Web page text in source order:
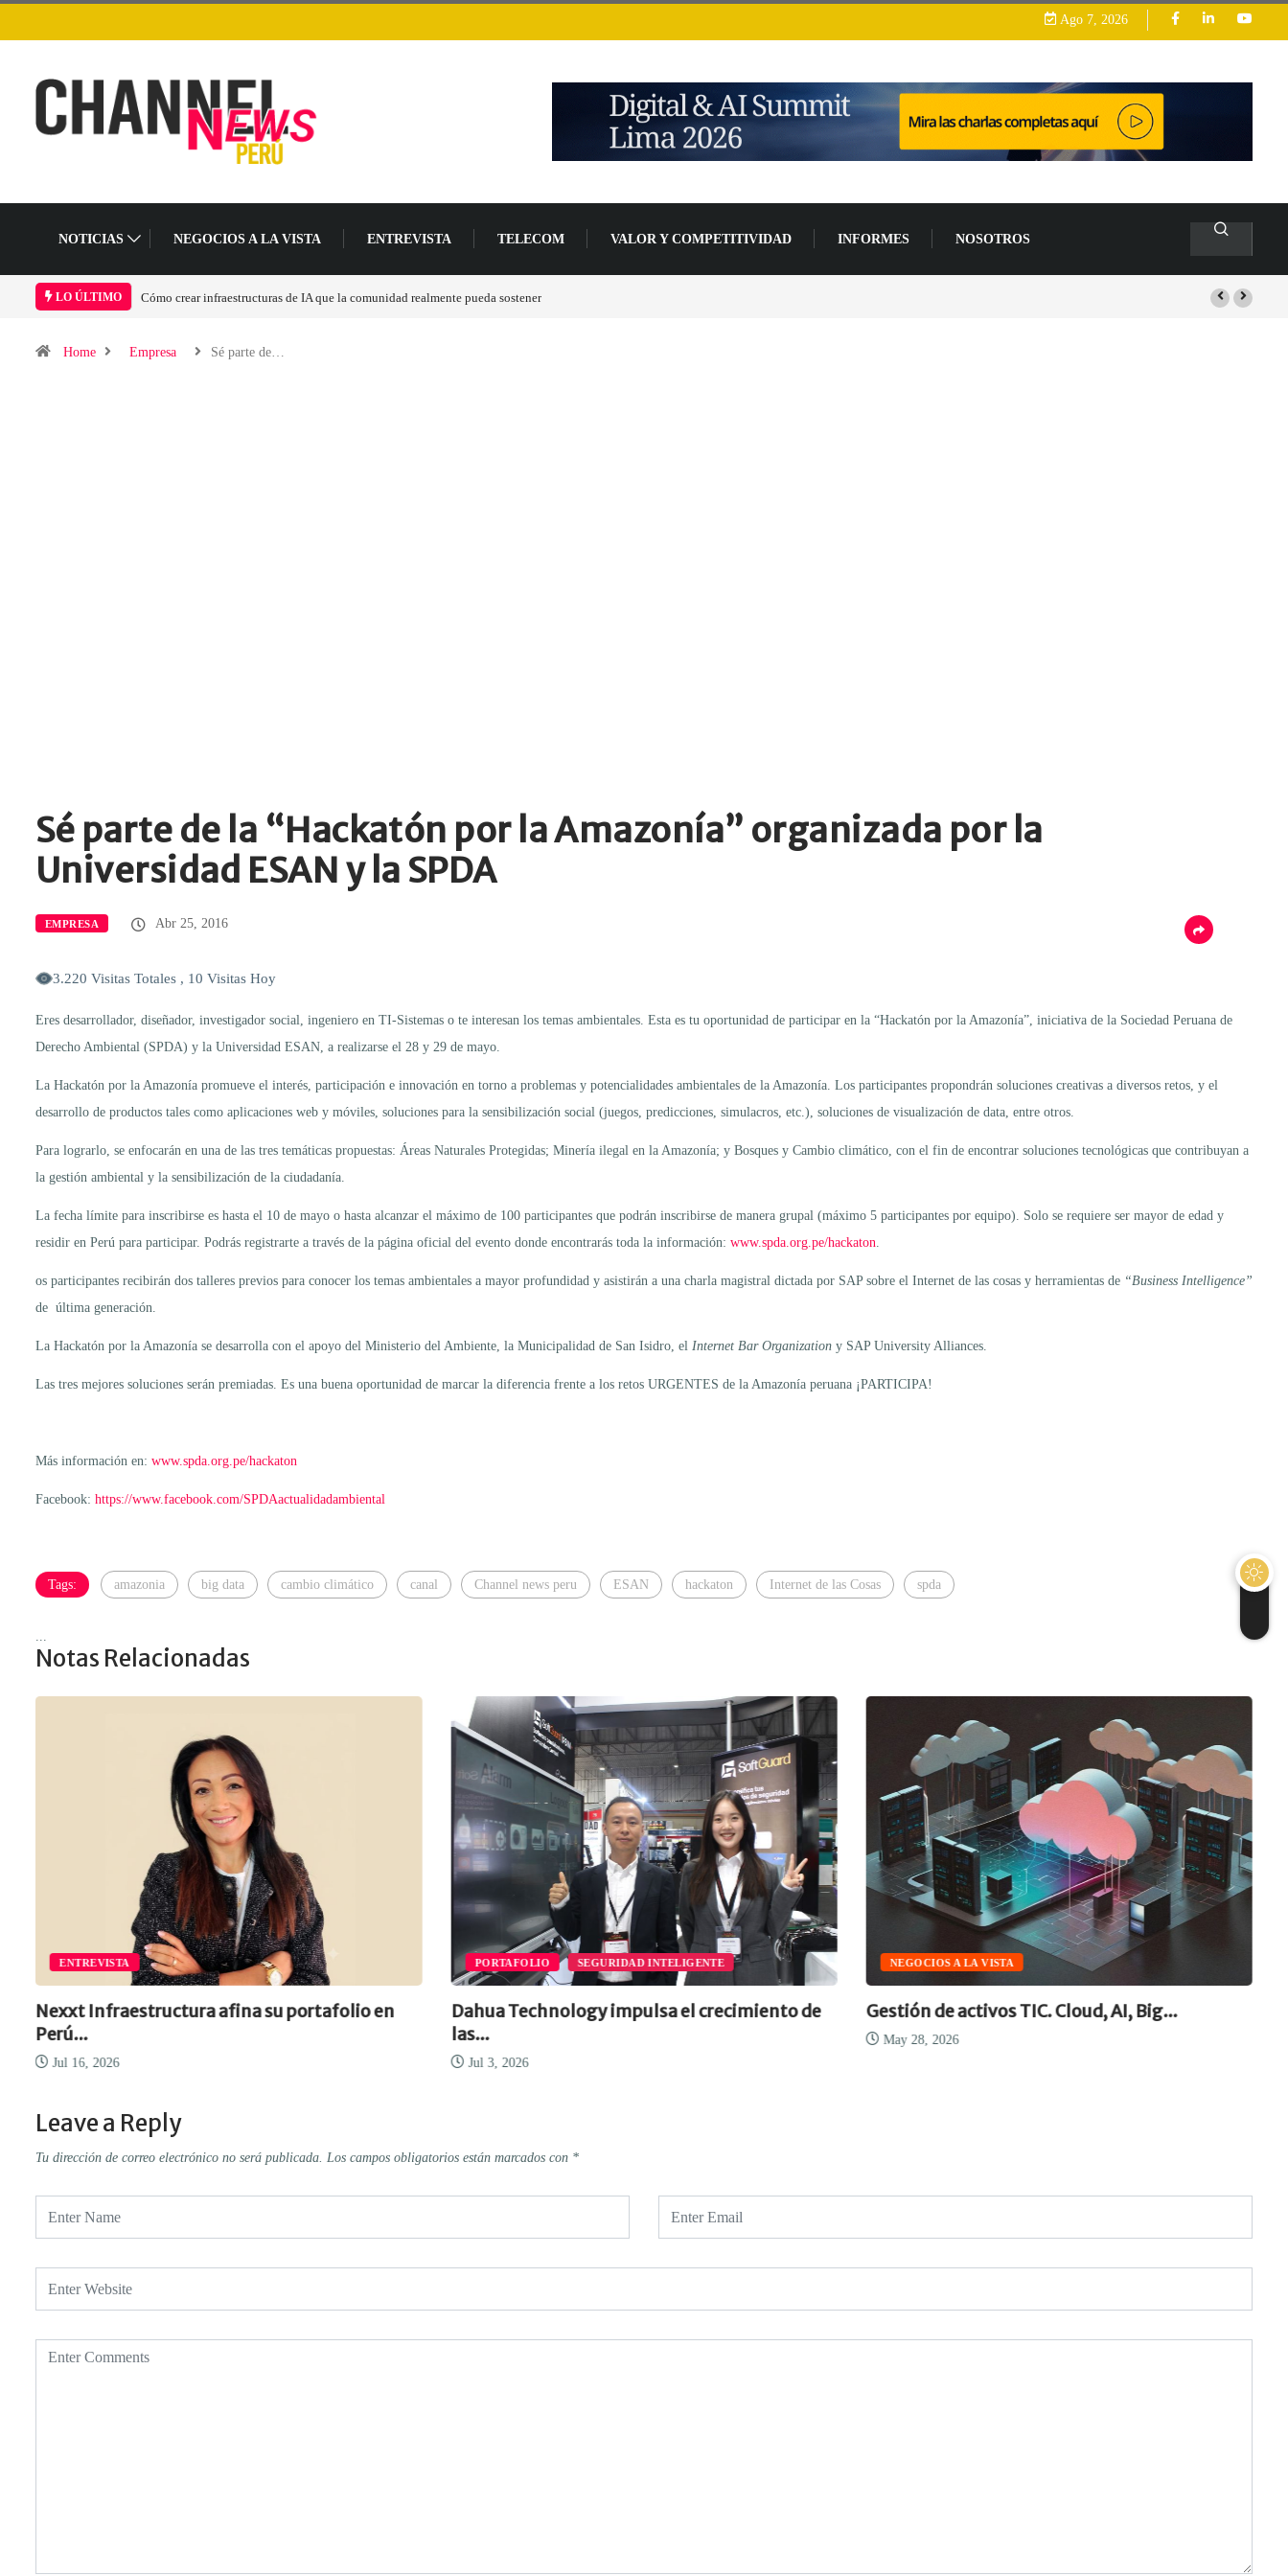
Ago 7, 2026
NOTICIAS NEGOCIOS A LA VISTA ENTREVISTA TELECOM VALOR Y COMPETITIVIDAD INFORMES NOSOTROS
LO ÚLTIMO Cómo crear infraestructuras de IA que la comunidad realmente pueda sostener
Home Empresa Sé parte de…
Sé parte de la “Hackatón por la Amazonía” organizada por la
Universidad ESAN y la SPDA
EMPRESA Abr 25, 2016
3.220 Visitas Totales , 10 Visitas Hoy
Eres desarrollador, diseñador, investigador social, ingeniero en TI-Sistemas o te interesan los temas ambientales. Esta es tu oportunidad de participar en la “Hackatón por la Amazonía”, iniciativa de la Sociedad Peruana de
Derecho Ambiental (SPDA) y la Universidad ESAN, a realizarse el 28 y 29 de mayo.
La Hackatón por la Amazonía promueve el interés, participación e innovación en torno a problemas y potencialidades ambientales de la Amazonía. Los participantes propondrán soluciones creativas a diversos retos, y el
desarrollo de productos tales como aplicaciones web y móviles, soluciones para la sensibilización social (juegos, predicciones, simulacros, etc.), soluciones de visualización de data, entre otros.
Para lograrlo, se enfocarán en una de las tres temáticas propuestas: Áreas Naturales Protegidas; Minería ilegal en la Amazonía; y Bosques y Cambio climático, con el fin de encontrar soluciones tecnológicas que contribuyan a
la gestión ambiental y la sensibilización de la ciudadanía.
La fecha límite para inscribirse es hasta el 10 de mayo o hasta alcanzar el máximo de 100 participantes que podrán inscribirse de manera grupal (máximo 5 participantes por equipo). Solo se requiere ser mayor de edad y
residir en Perú para participar. Podrás registrarte a través de la página oficial del evento donde encontrarás toda la información: www.spda.org.pe/hackaton
os participantes recibirán dos talleres previos para conocer los temas ambientales a mayor profundidad y asistirán a una charla magistral dictada por SAP sobre el Internet de las cosas y herramientas de “Business Intelligence”
de última generación.
La Hackatón por la Amazonía se desarrolla con el apoyo del Ministerio del Ambiente, la Municipalidad de San Isidro, el Internet Bar Organization y SAP University Alliances.
Las tres mejores soluciones serán premiadas. Es una buena oportunidad de marcar la diferencia frente a los retos URGENTES de la Amazonía peruana ¡PARTICIPA!
Más información en: www.spda.org.pe/hackaton
Facebook: https://www.facebook.com/SPDAactualidadambiental
Tags: amazonia big data cambio climático canal Channel news peru ESAN hackaton Internet de las Cosas spda
Notas Relacionadas
ENTREVISTA
Nexxt Infraestructura afina su portafolio en
Perú...
Jul 16, 2026
PORTAFOLIO SEGURIDAD INTELIGENTE
Dahua Technology impulsa el crecimiento de
las...
Jul 3, 2026
NEGOCIOS A LA VISTA
Gestión de activos TIC. Cloud, AI, Big...
May 28, 2026
Leave a Reply
Tu dirección de correo electrónico no será publicada. Los campos obligatorios están marcados con *